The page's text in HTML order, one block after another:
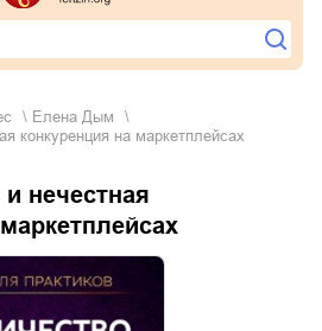
Елена Дым
конкуренция на маркетплейсах
нечестная